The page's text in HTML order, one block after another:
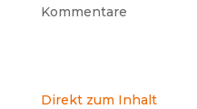
Kommentare
Direkt zum Inhalt